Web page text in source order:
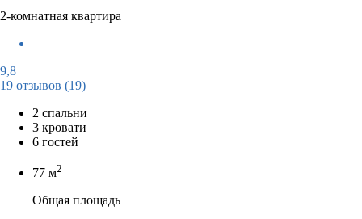
2-комнатная квартира
9,8
19 отзывов (19)
2 спальни
3 кровати
6 гостей
77 м2
Общая площадь